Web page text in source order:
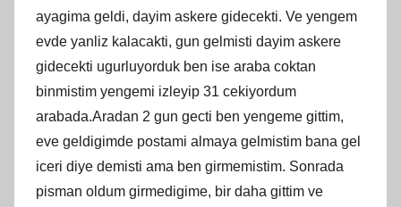
ayagima geldi, dayim askere gidecekti. Ve yengem
evde yanliz kalacakti, gun gelmisti dayim askere
gidecekti ugurluyorduk ben ise araba coktan
binmistim yengemi izleyip 31 cekiyordum
arabada.Aradan 2 gun gecti ben yengeme gittim,
eve geldigimde postami almaya gelmistim bana gel
iceri diye demisti ama ben girmemistim. Sonrada
pisman oldum girmedigime, bir daha gittim ve